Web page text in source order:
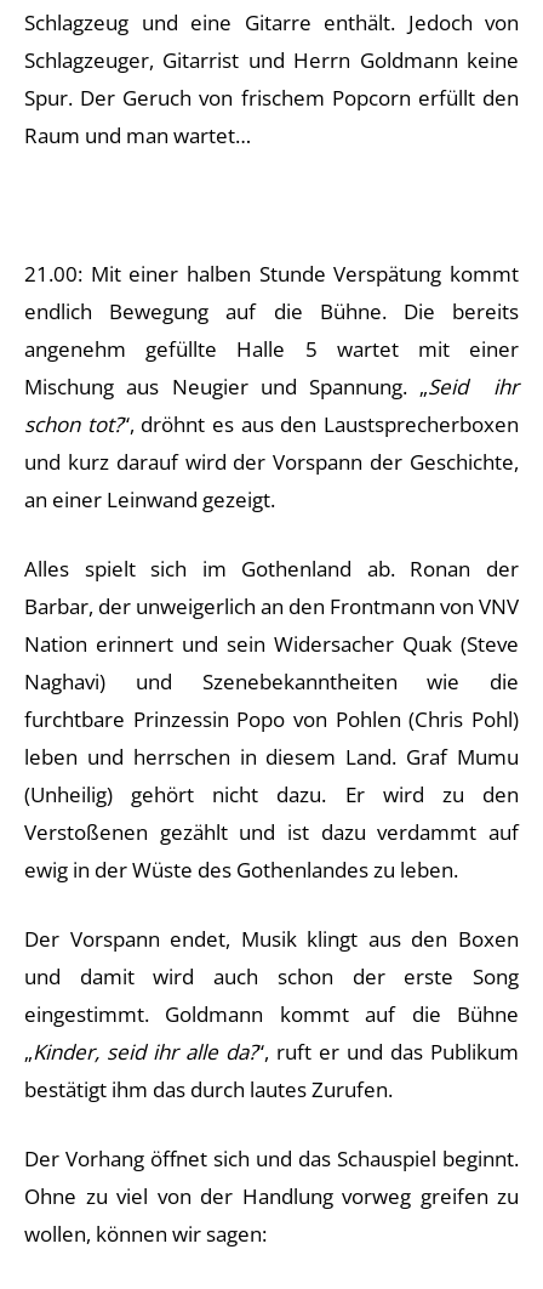
Schlagzeug und eine Gitarre enthält. Jedoch von
Schlagzeuger, Gitarrist und Herrn Goldmann keine
Spur. Der Geruch von frischem Popcorn erfüllt den
Raum und man wartet…
21.00: Mit einer halben Stunde Verspätung kommt
endlich Bewegung auf die Bühne. Die bereits
angenehm gefüllte Halle 5 wartet mit einer
Mischung aus Neugier und Spannung. „Seid ihr
schon tot?“, dröhnt es aus den Laustsprecherboxen
und kurz darauf wird der Vorspann der Geschichte,
an einer Leinwand gezeigt.
Alles spielt sich im Gothenland ab. Ronan der
Barbar, der unweigerlich an den Frontmann von VNV
Nation erinnert und sein Widersacher Quak (Steve
Naghavi) und Szenebekanntheiten wie die
furchtbare Prinzessin Popo von Pohlen (Chris Pohl)
leben und herrschen in diesem Land. Graf Mumu
(Unheilig) gehört nicht dazu. Er wird zu den
Verstoßenen gezählt und ist dazu verdammt auf
ewig in der Wüste des Gothenlandes zu leben.
Der Vorspann endet, Musik klingt aus den Boxen
und damit wird auch schon der erste Song
eingestimmt. Goldmann kommt auf die Bühne
„Kinder, seid ihr alle da?“, ruft er und das Publikum
bestätigt ihm das durch lautes Zurufen.
Der Vorhang öffnet sich und das Schauspiel beginnt.
Ohne zu viel von der Handlung vorweg greifen zu
wollen, können wir sagen: